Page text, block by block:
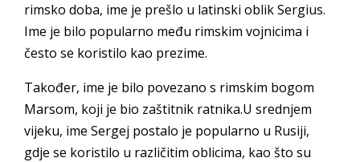
rimsko doba, ime je prešlo u latinski oblik Sergius.
Ime je bilo popularno među rimskim vojnicima i
često se koristilo kao prezime.
Također, ime je bilo povezano s rimskim bogom
Marsom, koji je bio zaštitnik ratnika.U srednjem
vijeku, ime Sergej postalo je popularno u Rusiji,
gdje se koristilo u različitim oblicima, kao što su